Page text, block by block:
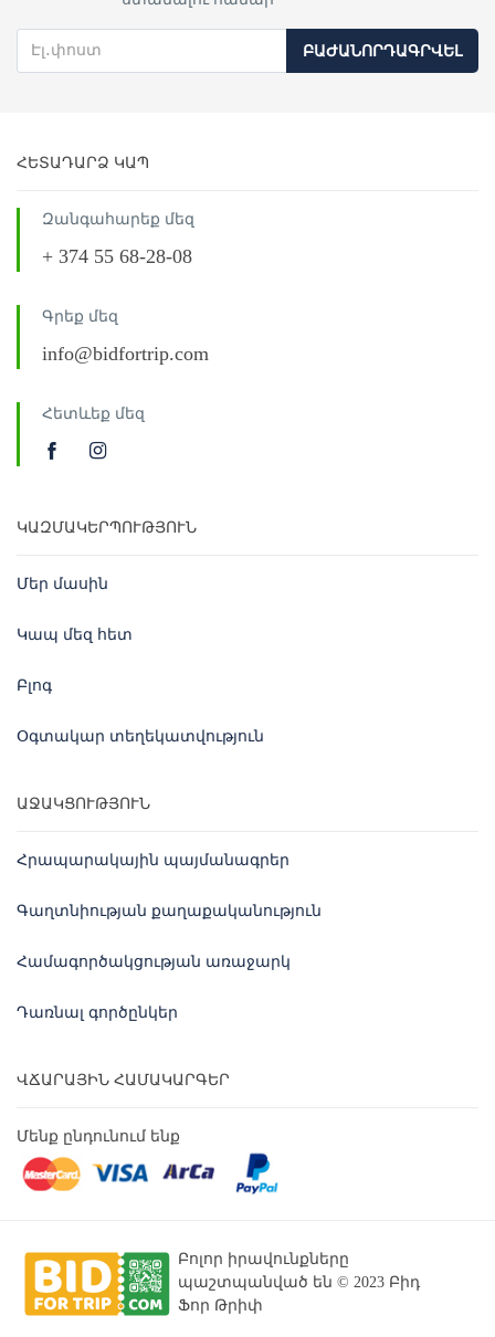
ԲԱԺԱՆՈՐԴԱԳՐՎԵԼ
ՀԵՏԱԴԱՐՁ ԿԱՊ
Զանգահարեք մեզ
+ 374 55 68-28-08
Գրեք մեզ
info@bidfortrip.com
Հետևեք մեզ
ԿԱԶՄԱԿԵՐՊՈՒԹՅՈՒՆ
Մեր մասին
Կապ մեզ հետ
Բլոգ
Օգտակար տեղեկատվություն
ԱՋԱԿՑՈՒԹՅՈՒՆ
Հրապարակային պայմանագրեր
Գաղտնիության քաղաքականություն
Համագործակցության առաջարկ
Դառնալ գործընկեր
ՎՃԱՐԱՅԻՆ ՀԱՄԱԿԱՐԳԵՐ
Մենք ընդունում ենք
Բոլոր իրավունքները
պաշտպանված են © 2023 Բիդ
Ֆոր Թրիփ